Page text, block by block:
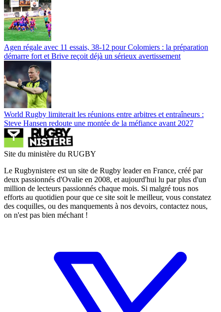
Agen régale avec 11 essais, 38-12 pour Colomiers : la préparation
démarre fort et Brive reçoit déjà un sérieux avertissement
World Rugby limiterait les réunions entre arbitres et entraîneurs :
Steve Hansen redoute une montée de la méfiance avant 2027
Site du ministère du RUGBY
Le Rugbynistere est un site de Rugby leader en France, créé par
deux passionnés d'Ovalie en 2008, et aujourd'hui lu par plus d'un
million de lecteurs passionnés chaque mois. Si malgré tous nos
efforts au quotidien pour que ce site soit le meilleur, vous constatez
des coquilles, ou des manquements à nos devoirs, contactez nous,
on n'est pas bien méchant !